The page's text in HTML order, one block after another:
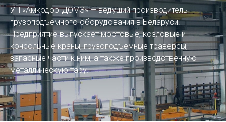
УП «Амкодор-ДОМЗ» — ведущий производитель
грузоподъемного оборудования в Беларуси.
Предприятие выпускает мостовые, козловые и
консольные краны, грузоподъемные траверсы,
запасные части к ним, а также производственную
металлическую тару.